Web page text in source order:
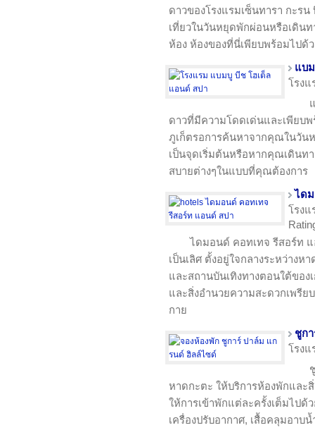
ดาวของโรงแรมเซ็นทารา กะร
เที่ยวในวันหยุดพักผ่อนหรือเดิน
ห้อง ห้องของที่นี่เพียบพร้อมไปด้
แบ
โรง
ดาวที่มีความโดดเด่นและเพียบ
ภูเก็ตรอการค้นหาจากคุณในวัน
เป็นจุดเริ่มต้นหรือหากคุณเดินท
สบายต่างๆในแบบที่คุณต้องการ
ได
โรง
ไดมอนด์ คอทเทจ รีสอร์ท
เป็นเลิศ ตั้งอยู่ใจกลางระหว่าง
และสถานบันเทิงทางตอนใต้ของ
และสิ่งอำนวยความสะดวกเพรี
กาย
ชูก
โรง
หาดกะตะ ให้บริการห้องพักและ
ให้การเข้าพักแต่ละครั้งเต็มไป
เครื่องปรับอากาศ, เสื้อคลุมอาบ